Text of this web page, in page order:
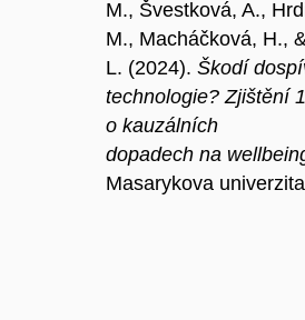
M., Švestková, A.,
M., Macháčková, H.,
L. (2024). Škodí
technologie? Zjištění
o kauzálních
dopadech na
Masarykova